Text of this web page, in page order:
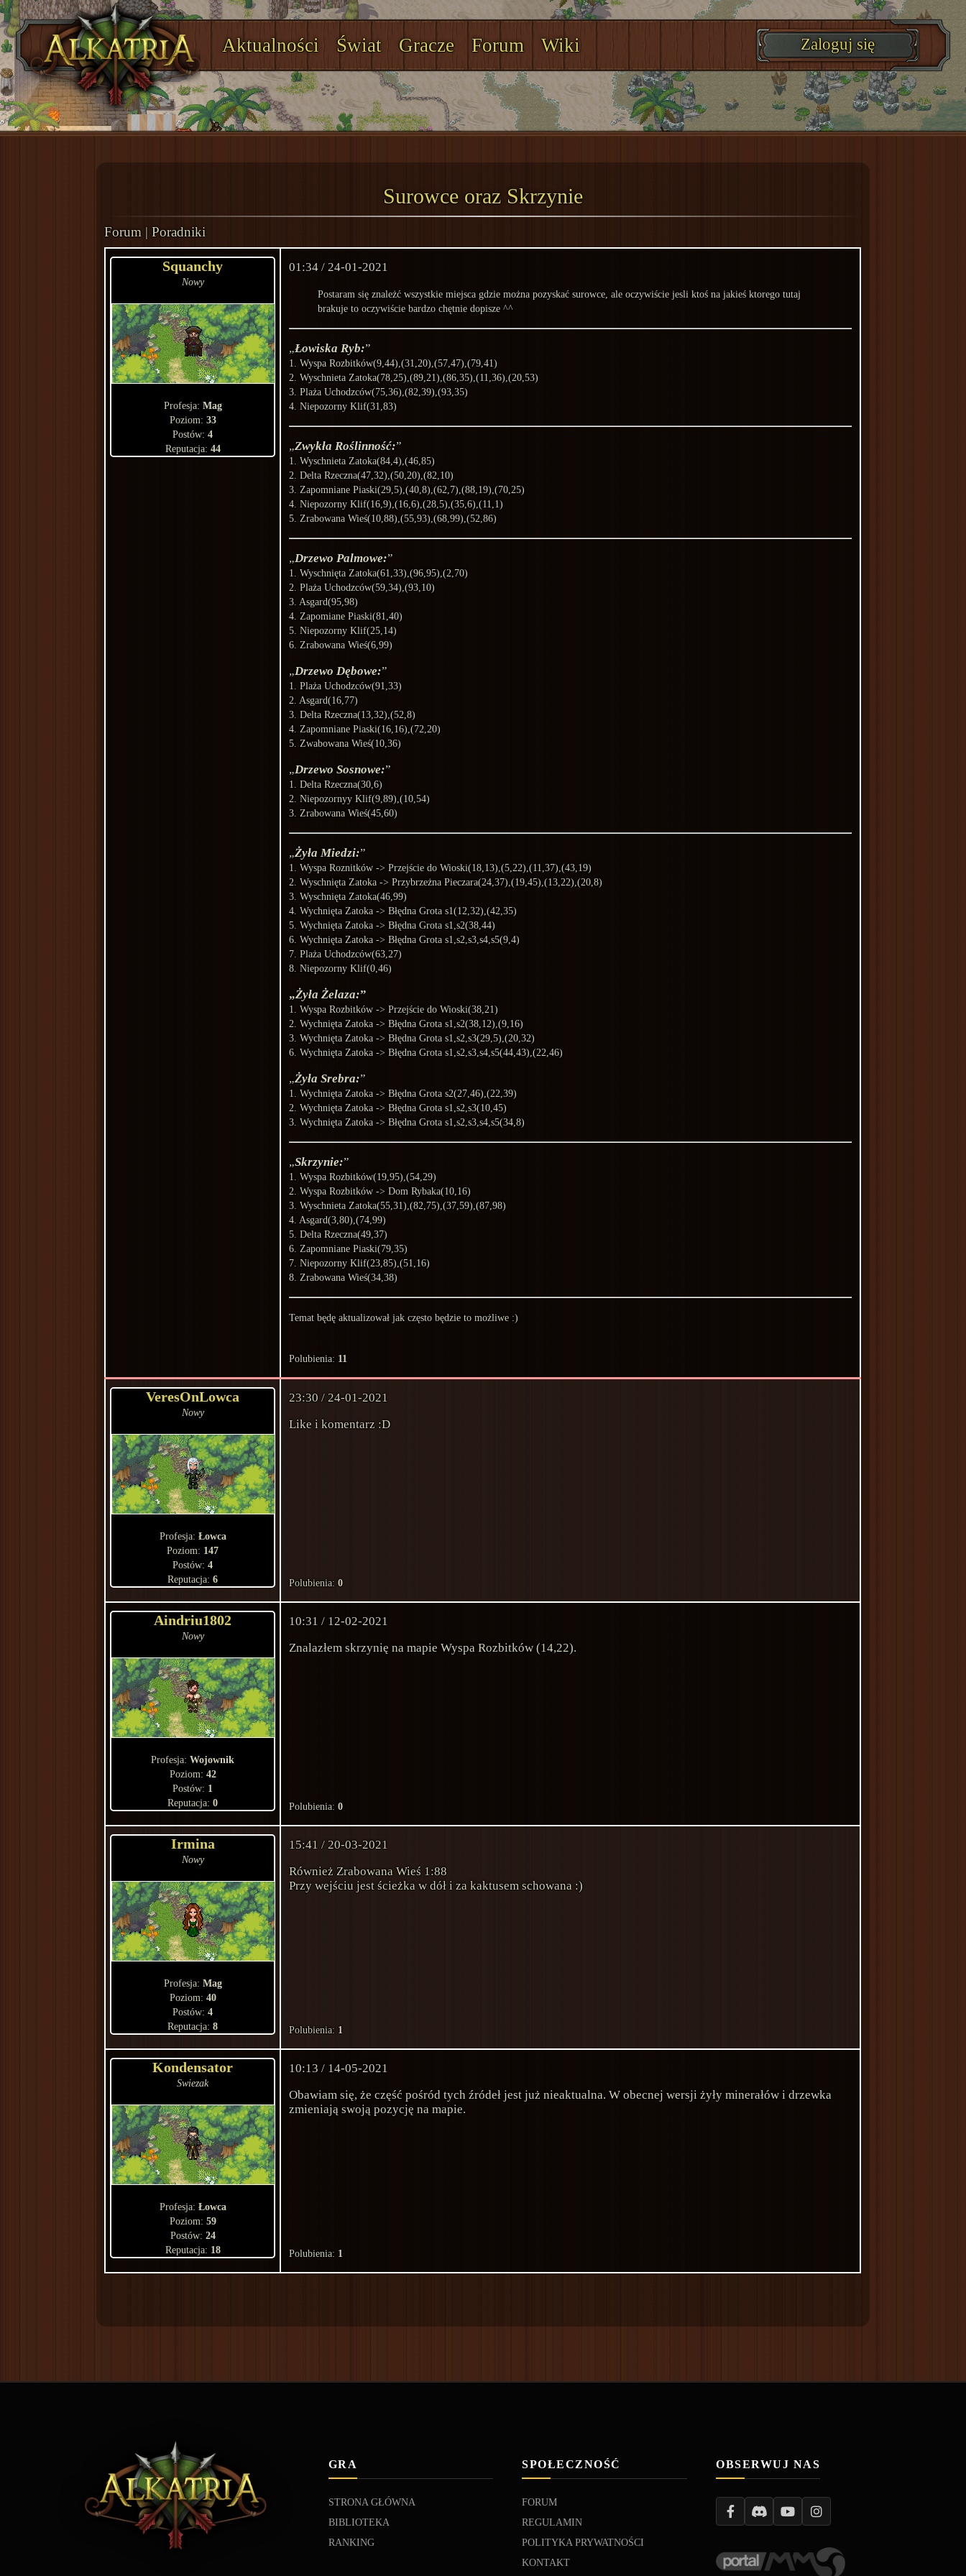
Aktualności Świat Gracze Forum Wiki Zaloguj się
Surowce oraz Skrzynie
Forum |Poradniki
Squanchy
Nowy
Profesja: Mag
Poziom: 33
Postów:4
Reputacja: 44
01:34 / 24-01-2021
Postaram się znależć wszystkie miejsca gdzie można pozyskać surowce, ale oczywiście jesli ktoś na jakieś ktorego tutaj
brakuje to oczywiście bardzo chętnie dopisze ^^
Łowiska Ryb:
1. Wyspa Rozbitków(9,44),(31,20),(57,47),(79,41)
2. Wyschnieta Zatoka(78,25),(89,21),(86,35),(11,36),(20,53)
3. Plaża Uchodzców(75,36),(82,39),(93,35)
4. Niepozorny Klif(31,83)
Zwykła Roślinność:
1. Wyschnieta Zatoka(84,4),(46,85)
2. Delta Rzeczna(47,32),(50,20),(82,10)
3. Zapomniane Piaski(29,5),(40,8),(62,7),(88,19),(70,25)
4. Niepozorny Klif(16,9),(16,6),(28,5),(35,6),(11,1)
5. Zrabowana Wieś(10,88),(55,93),(68,99),(52,86)
Drzewo Palmowe:
1. Wyschnięta Zatoka(61,33),(96,95),(2,70)
2. Plaża Uchodzców(59,34),(93,10)
3. Asgard(95,98)
4. Zapomiane Piaski(81,40)
5. Niepozorny Klif(25,14)
6. Zrabowana Wieś(6,99)
Drzewo Dębowe:
1. Plaża Uchodzców(91,33)
2. Asgard(16,77)
3. Delta Rzeczna(13,32),(52,8)
4. Zapomniane Piaski(16,16),(72,20)
5. Zwabowana Wieś(10,36)
Drzewo Sosnowe:
1. Delta Rzeczna(30,6)
2. Niepozornyy Klif(9,89),(10,54)
3. Zrabowana Wieś(45,60)
Żyła Miedzi:
1. Wyspa Roznitków -> Przejście do Wioski(18,13),(5,22),(11,37),(43,19)
2. Wyschnięta Zatoka -> Przybrzeżna Pieczara(24,37),(19,45),(13,22),(20,8)
3. Wyschnięta Zatoka(46,99)
4. Wychnięta Zatoka -> Błędna Grota s1(12,32),(42,35)
5. Wychnięta Zatoka -> Błędna Grota s1,s2(38,44)
6. Wychnięta Zatoka -> Błędna Grota s1,s2,s3,s4,s5(9,4)
7. Plaża Uchodzców(63,27)
8. Niepozorny Klif(0,46)
Żyła Żelaza:
1. Wyspa Rozbitków -> Przejście do Wioski(38,21)
2. Wychnięta Zatoka -> Błędna Grota s1,s2(38,12),(9,16)
3. Wychnięta Zatoka -> Błędna Grota s1,s2,s3(29,5),(20,32)
6. Wychnięta Zatoka -> Błędna Grota s1,s2,s3,s4,s5(44,43),(22,46)
Żyła Srebra:
1. Wychnięta Zatoka -> Błędna Grota s2(27,46),(22,39)
2. Wychnięta Zatoka -> Błędna Grota s1,s2,s3(10,45)
3. Wychnięta Zatoka -> Błędna Grota s1,s2,s3,s4,s5(34,8)
Skrzynie:
1. Wyspa Rozbitków(19,95),(54,29)
2. Wyspa Rozbitków -> Dom Rybaka(10,16)
3. Wyschnieta Zatoka(55,31),(82,75),(37,59),(87,98)
4. Asgard(3,80),(74,99)
5. Delta Rzeczna(49,37)
6. Zapomniane Piaski(79,35)
7. Niepozorny Klif(23,85),(51,16)
8. Zrabowana Wieś(34,38)
Temat będę aktualizował jak często będzie to możliwe :)
Polubienia: 11
VeresOnLowca
Nowy
Profesja: Łowca
Poziom: 147
Postów:4
Reputacja:6
23:30 / 24-01-2021
Like i komentarz :D
Polubienia:0
Aindriu1802
Nowy
Profesja:Wojownik
Poziom: 42
Postów: 1
Reputacja:0
10:31 / 12-02-2021
Znalazłem skrzynię na mapie Wyspa Rozbitków (14,22).
Polubienia:0
Irmina
Nowy
Profesja: Mag
Poziom: 40
Postów:4
Reputacja:8
15:41 / 20-03-2021
Również Zrabowana Wieś 1:88
Przy wejściu jest ścieżka w dół i za kaktusem schowana :)
Polubienia: 1
Kondensator
Swiezak
Profesja: Łowca
Poziom: 59
Postów: 24
Reputacja: 18
10:13 / 14-05-2021
Obawiam się, że część pośród tych źródeł jest już nieaktualna. W obecnej wersji żyły minerałów i drzewka
zmieniają swoją pozycję na mapie.
Polubienia: 1
GRA
STRONA GŁÓWNA
BIBLIOTEKA
RANKING
SPOŁECZNOŚĆ
FORUM
REGULAMIN
POLITYKA PRYWATNOŚCI
KONTAKT
OBSERWUJ NAS